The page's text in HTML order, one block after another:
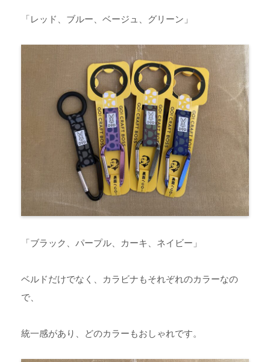
「レッド、ブルー、ベージュ、グリーン」
「ブラック、パープル、カーキ、ネイビー」
ベルドだけでなく、カラビナもそれぞれのカラーなの
で、
統一感があり、どのカラーもおしゃれです。